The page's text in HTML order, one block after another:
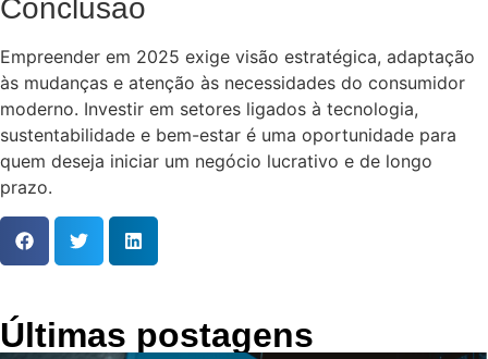
Conclusão
Empreender em 2025 exige visão estratégica, adaptação
às mudanças e atenção às necessidades do consumidor
moderno. Investir em setores ligados à tecnologia,
sustentabilidade e bem-estar é uma oportunidade para
quem deseja iniciar um negócio lucrativo e de longo
prazo.
Últimas postagens